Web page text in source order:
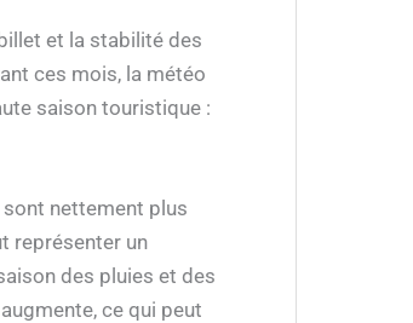
et la stabilité des
ces mois, la météo
saison touristique :
nettement plus
représenter un
des pluies et des
ce qui peut